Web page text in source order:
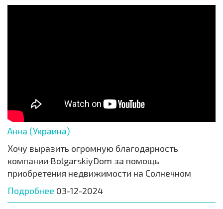
Анна (Украина)
Хочу выразить огромную благодарность
компании BolgarskiyDom за помощь
приобретения недвижимости на Солнечном
Подробнее 03-12-2024